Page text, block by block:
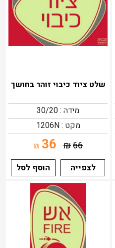
שלט ציוד כיבוי זוהר בחושך
מידה : 30/20
מקט : 1206N
66
₪
36
₪
לצפייה
הוסף לסל